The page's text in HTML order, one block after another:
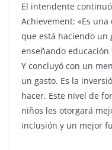
El intendente
Achievement: «Es
que está haciendo un
enseñando
Y concluyó con un
un gasto. Es la
hacer. Este nivel de
niños les otorgará
inclusión y un mejor